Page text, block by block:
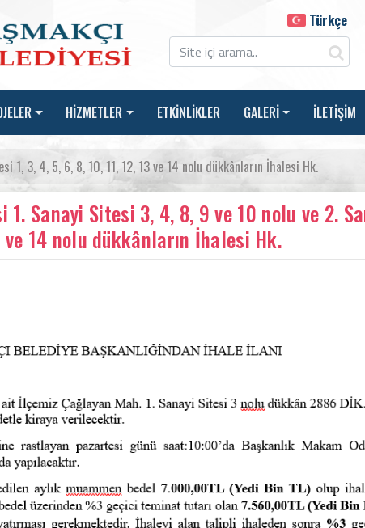
Türkçe
HİZMETLER ETKİNLİKLER GALERİ İLETİŞİM
3, 4, 5, 6, 8, 10, 11, 12, 13 ve 14 nolu dükkânların İhalesi Hk.
Sanayi Sitesi 3, 4, 8, 9 ve 10 nolu ve 2.
ve 14 nolu dükkânların İhalesi Hk.